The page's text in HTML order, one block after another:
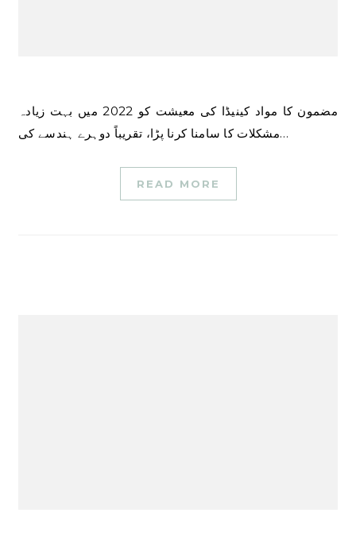
مضمون کا مواد کینیڈا کی معیشت کو 2022 میں بہت زیادہ
مشکلات کا سامنا کرنا پڑا، تقریباً دوہرے ہندسے کی…
READ MORE